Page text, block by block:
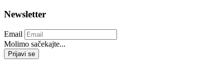
Newsletter
Email
Molimo sačekajte...
Prijavi se